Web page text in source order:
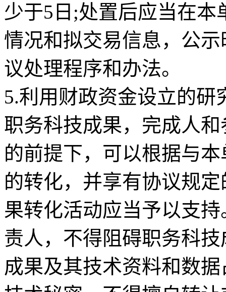
少于5日;处置后应当在
情况和拟交易信息，公
议处理程序和办法。
5.利用财政资金设立的
职务科技成果，完成人
的前提下，可以根据与
的转化，并享有协议规
果转化活动应当予以支
责人，不得阻碍职务科
成果及其技术资料和数